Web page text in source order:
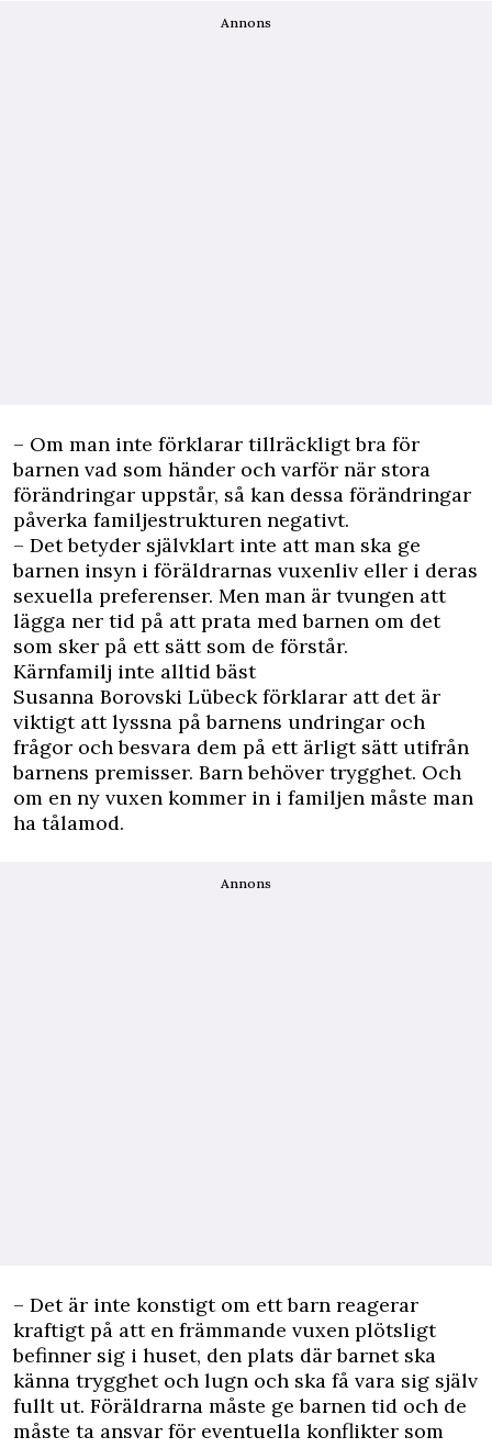
Annons
– Om man inte förklarar tillräckligt bra för
barnen vad som händer och varför när stora
förändringar uppstår, så kan dessa förändringar
påverka familjestrukturen negativt.
– Det betyder självklart inte att man ska ge
barnen insyn i föräldrarnas vuxenliv eller i deras
sexuella preferenser. Men man är tvungen att
lägga ner tid på att prata med barnen om det
som sker på ett sätt som de förstår.
Kärnfamilj inte alltid bäst
Susanna Borovski Lübeck förklarar att det är
viktigt att lyssna på barnens undringar och
frågor och besvara dem på ett ärligt sätt utifrån
barnens premisser. Barn behöver trygghet. Och
om en ny vuxen kommer in i familjen måste man
ha tålamod.
Annons
– Det är inte konstigt om ett barn reagerar
kraftigt på att en främmande vuxen plötsligt
befinner sig i huset, den plats där barnet ska
känna trygghet och lugn och ska få vara sig själv
fullt ut. Föräldrarna måste ge barnen tid och de
måste ta ansvar för eventuella konflikter som